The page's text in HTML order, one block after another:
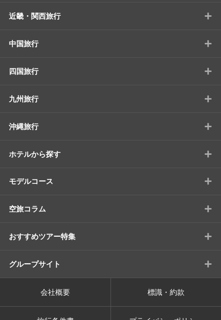
近畿・関西旅行 +
中国旅行 +
四国旅行 +
九州旅行 +
沖縄旅行 +
ホテルから探す +
モデルコース +
空旅コラム +
おすすめツアー特集 +
グループサイト +
会社概要 標識・約款